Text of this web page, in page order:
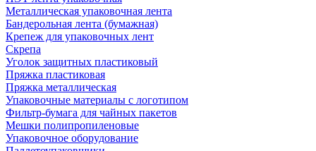
Металлическая упаковочная лента
Бандерольная лента (бумажная)
Крепеж для упаковочных лент
Скрепа
Уголок защитных пластиковый
Пряжка пластиковая
Пряжка металлическая
Упаковочные материалы с логотипом
Фильтр-бумага для чайных пакетов
Мешки полипропиленовые
Упаковочное оборудование